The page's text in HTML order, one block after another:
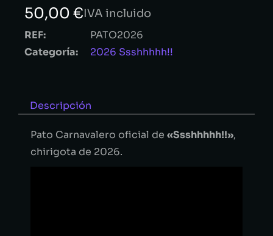
50,00 €IVA incluido
REF:
PATO2026
Categoría:
2026 Ssshhhhh!!
Descripción
Pato Carnavalero oficial de «Ssshhhhh!!»,
chirigota de 2026.